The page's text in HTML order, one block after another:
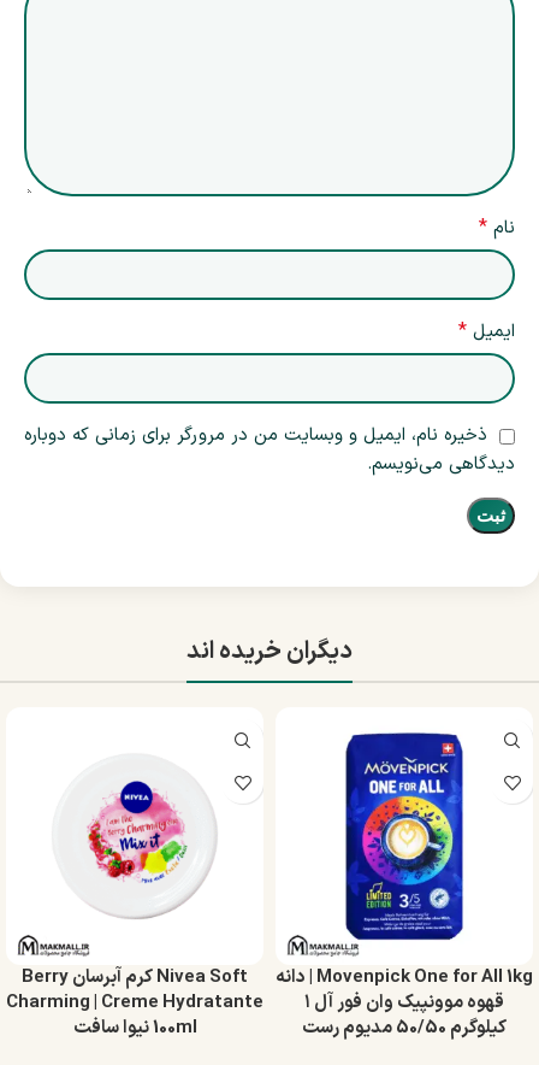
نام *
ایمیل *
ذخیره نام، ایمیل و وبسایت من در مرورگر برای زمانی که دوباره
دیدگاهی می‌نویسم.
دیگران خریده اند
Movenpick One for All 1kg | دانه
قهوه موونپیک وان فور آل ۱
کیلوگرم 50/50 مدیوم رست
Nivea Soft کرم آبرسان Berry
Charming | Creme Hydratante
100ml نیوا سافت